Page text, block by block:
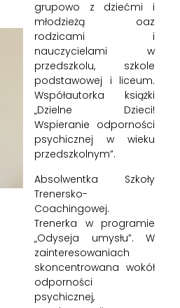
grupowo z dziećmi i
młodzieżą oaz
rodzicami i
nauczycielami w
przedszkolu, szkole
podstawowej i liceum.
Współautorka książki
„Dzielne Dzieci!
Wspieranie odporności
psychicznej w wieku
przedszkolnym”.
Absolwentka Szkoły
Trenersko-
Coachingowej.
Trenerka w programie
„Odyseja umysłu”. W
zainteresowaniach
skoncentrowana wokół
odporności
psychicznej,